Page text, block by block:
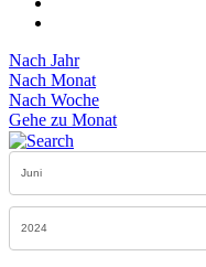
Nach Jahr
Nach Monat
Nach Woche
Gehe zu Monat